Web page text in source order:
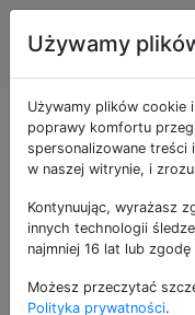
Czy
dotyczy
Używamy
Używamy plików cookie
poprawy komfortu
spersonalizowane treści
w naszej witrynie, i
Kontynuując, wyrażasz
innych technologii
najmniej 16 lat lub
Możesz przeczytać
Polityka prywatności.